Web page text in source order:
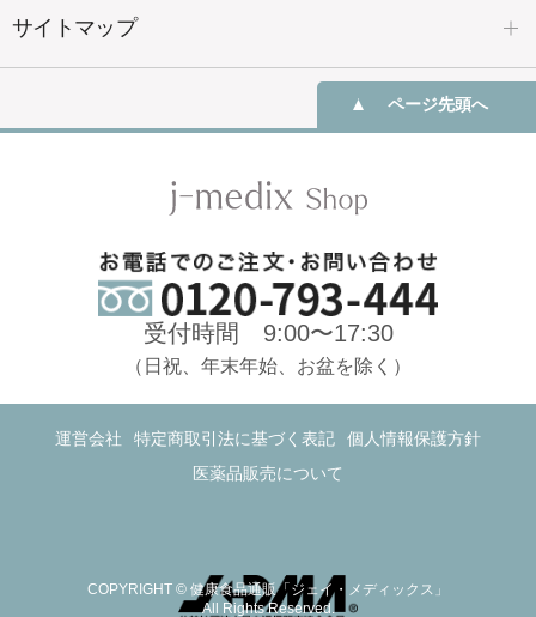
サイトマップ
ページ先頭へ
受付時間 9:00〜17:30
（日祝、年末年始、お盆を除く）
運営会社 特定商取引法に基づく表記
個人情報保護方針
医薬品販売について
COPYRIGHT © 健康食品通販「ジェイ・メディックス」
All Rights Reserved.